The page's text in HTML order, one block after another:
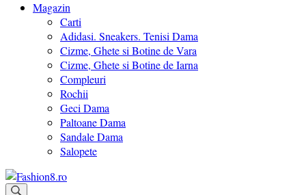
Magazin
Carti
Adidasi. Sneakers. Tenisi Dama
Cizme, Ghete si Botine de Vara
Cizme, Ghete si Botine de Iarna
Compleuri
Rochii
Geci Dama
Paltoane Dama
Sandale Dama
Salopete